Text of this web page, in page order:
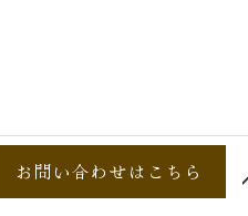
お問い合わせはこちら